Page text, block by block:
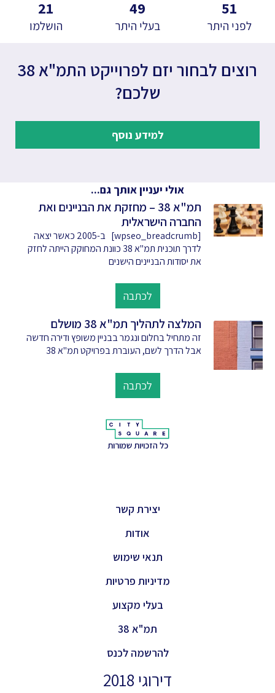
51
לפני היתר
49
בעלי היתר
21
הושלמו
רוצים לבחור יזם לפרוייקט התמ"א 38
שלכם?
למידע נוסף
אולי יעניין אותך גם...
תמ"א 38 – מחזקת את הבניינים ואת
החברה הישראלית
[wpseo_breadcrumb] ב-2005 כאשר יצאה
לדרך תוכנית תמ"א 38 כוונת המחוקק הייתה לחזק
את יסודות הבניינים הישנים
לכתבה
המלצה לתהליך תמ"א 38 מושלם
זה מתחיל בחלום ונגמר בבניין משופץ ודירה חדשה
אבל הדרך לשם, העוברת בפרויקט תמ"א 38
לכתבה
כל הזכויות שמורות
יצירת קשר
אודות
תנאי שימוש
מדיניות פרטיות
בעלי מקצוע
תמ"א 38
להרשמה לכנס
דירוגי 2018